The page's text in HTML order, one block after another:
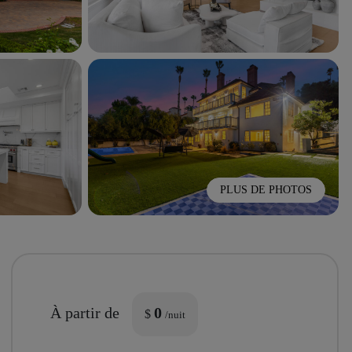
PLUS DE PHOTOS
À partir de $ 0 /nuit